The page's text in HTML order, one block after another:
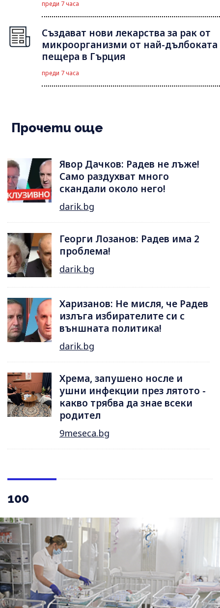
преди 7 часа
Създават нови лекарства за рак от
микроорганизми от най-дълбоката
пещера в Гърция
преди 7 часа
Прочети още
Явор Дачков: Радев не лъже!
Само раздухват много
скандали около него!
darik.bg
Георги Лозанов: Радев има 2
проблема!
darik.bg
Харизанов: Не мисля, че Радев
излъга избирателите си с
външната политика!
darik.bg
Хрема, запушено носле и
ушни инфекции през лятотo -
какво трябва да знае всеки
родител
9meseca.bg
100